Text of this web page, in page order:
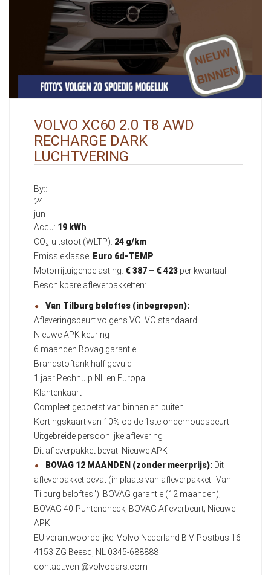
VOLVO XC60 2.0 T8 AWD
RECHARGE DARK
LUCHTVERING
By::
24
jun
Accu: 19 kWh
CO₂-uitstoot (WLTP): 24 g/km
Emissieklasse: Euro 6d-TEMP
Motorrijtuigenbelasting: € 387 – € 423 per kwartaal
Beschikbare afleverpakketten:
Van Tilburg beloftes (inbegrepen):
Afleveringsbeurt volgens VOLVO standaard
Nieuwe APK keuring
6 maanden Bovag garantie
Brandstoftank half gevuld
1 jaar Pechhulp NL en Europa
Klantenkaart
Compleet gepoetst van binnen en buiten
Kortingskaart van 10% op de 1ste onderhoudsbeurt
Uitgebreide persoonlijke aflevering
Dit afleverpakket bevat: Nieuwe APK
BOVAG 12 MAANDEN (zonder meerprijs): Dit
afleverpakket bevat (in plaats van afleverpakket "Van
Tilburg beloftes"): BOVAG garantie (12 maanden);
BOVAG 40-Puntencheck; BOVAG Afleverbeurt; Nieuwe
APK
EU verantwoordelijke: Volvo Nederland B.V. Postbus 16
4153 ZG Beesd, NL 0345-688888
contact.vcnl@volvocars.com